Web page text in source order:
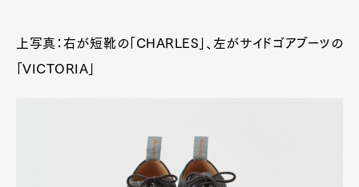
上写真：右が短靴の「CHARLES」、左がサイドゴアブーツの
「VICTORIA」